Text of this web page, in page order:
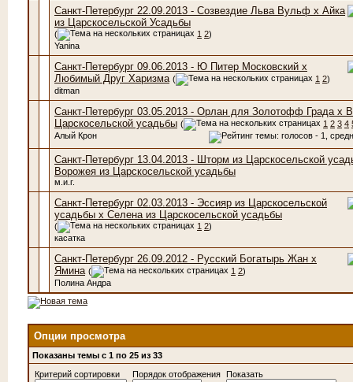
Санкт-Петербург 22.09.2013 - Созвездие Льва Вульф х Айка
из Царскосельской Усадьбы
( 1 2)
Yanina
Санкт-Петербург 09.06.2013 - Ю Питер Московский х
Любимый Друг Харизма ( 1 2)
ditman
Санкт-Петербург 03.05.2013 - Орлан для Золотофф Града х
Царскосельской усадьбы ( 1 2 3 4
Алый Крон
Санкт-Петербург 13.04.2013 - Шторм из Царскосельской
Ворожея из Царскосельской усадьбы
м.и.г.
Санкт-Петербург 02.03.2013 - Эссияр из Царскосельской
усадьбы х Селена из Царскосельской усадьбы
( 1 2)
касатка
Санкт-Петербург 26.09.2012 - Русский Богатырь Жан х
Ямина ( 1 2)
Полина Андра
Опции просмотра
Показаны темы с 1 по 25 из 33
Критерий сортировки
Порядок отображения Показать